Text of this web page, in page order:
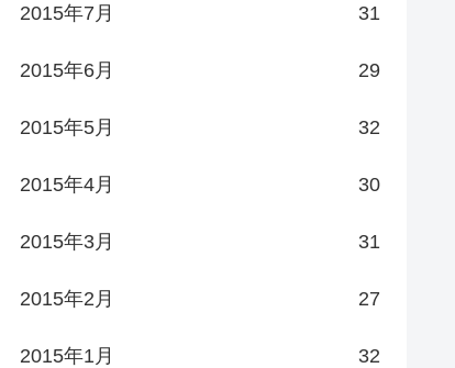
2015年7月 31
2015年6月 29
2015年5月 32
2015年4月 30
2015年3月 31
2015年2月 27
2015年1月 32